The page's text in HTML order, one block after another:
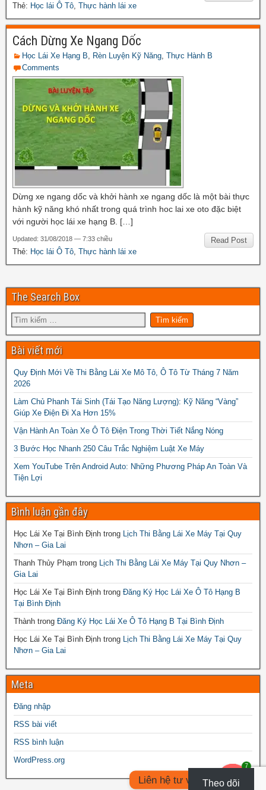
Thẻ: Học lái Ô Tô, Thực hành lái xe
Cách Dừng Xe Ngang Dốc
Học Lái Xe Hạng B, Rèn Luyện Kỹ Năng, Thực Hành B
Comments
Dừng xe ngang dốc và khởi hành xe ngang dốc là một bài thực
hành kỹ năng khó nhất trong quá trình hoc lai xe oto đặc biệt
với người học lái xe hạng B. […]
Read Post
Updated: 31/08/2018 — 7:33 chiều
Thẻ: Học lái Ô Tô, Thực hành lái xe
The Search Box
Bài viết mới
Quy Định Mới Về Thi Bằng Lái Xe Mô Tô, Ô Tô Từ Tháng 7 Năm
2026
Làm Chủ Phanh Tái Sinh (Tái Tạo Năng Lượng): Kỹ Năng “Vàng”
Giúp Xe Điện Đi Xa Hơn 15%
Vận Hành An Toàn Xe Ô Tô Điện Trong Thời Tiết Nắng Nóng
3 Bước Học Nhanh 250 Câu Trắc Nghiệm Luật Xe Máy
Xem YouTube Trên Android Auto: Những Phương Pháp An Toàn Và
Tiện Lợi
Bình luận gần đây
Học Lái Xe Tại Bình Định trong Lịch Thi Bằng Lái Xe Máy Tại Quy
Nhơn – Gia Lai
Thanh Thủy Phạm trong Lịch Thi Bằng Lái Xe Máy Tại Quy Nhơn –
Gia Lai
Học Lái Xe Tại Bình Định trong Đăng Ký Học Lái Xe Ô Tô Hạng B
Tại Bình Định
Thành trong Đăng Ký Học Lái Xe Ô Tô Hạng B Tại Bình Định
Học Lái Xe Tại Bình Định trong Lịch Thi Bằng Lái Xe Máy Tại Quy
Nhơn – Gia Lai
Meta
Đăng nhập
RSS bài viết
RSS bình luận
WordPress.org
Theo dõi
Liên hệ tư vấn
7